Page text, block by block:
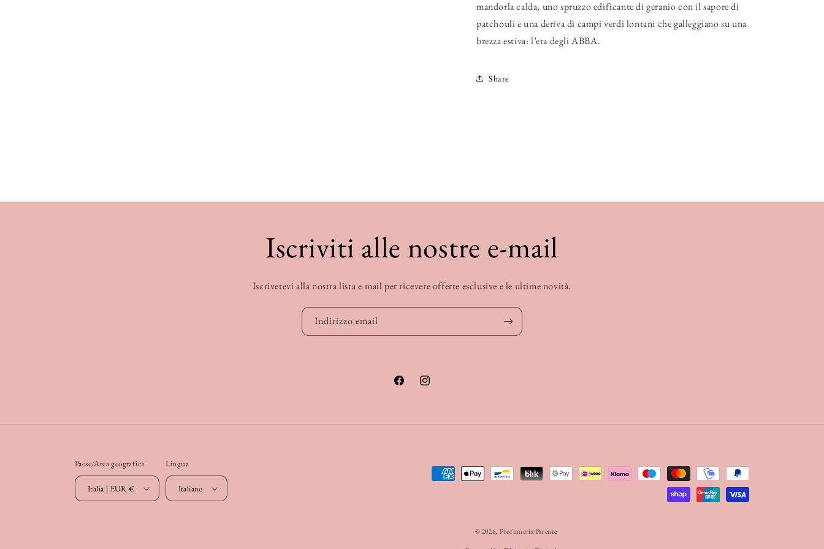
mandorla calda, uno spruzzo edificante di geranio con il sapore di
patchouli e una deriva di campi verdi lontani che galleggiano su una
brezza estiva: l’era degli ABBA.
Share
Iscriviti alle nostre e-mail
Iscrivetevi alla nostra lista e-mail per ricevere offerte esclusive e le ultime novità.
Indirizzo email
FacebookInstagram
Paese/Area geografica
Italia | EUR €
Lingua
Italiano
© 2026, Profumeria Parente